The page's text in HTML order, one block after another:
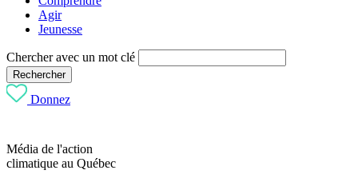
Agir
Jeunesse
Chercher avec un mot clé
Rechercher
Donnez
Média de l'action
climatique au Québec